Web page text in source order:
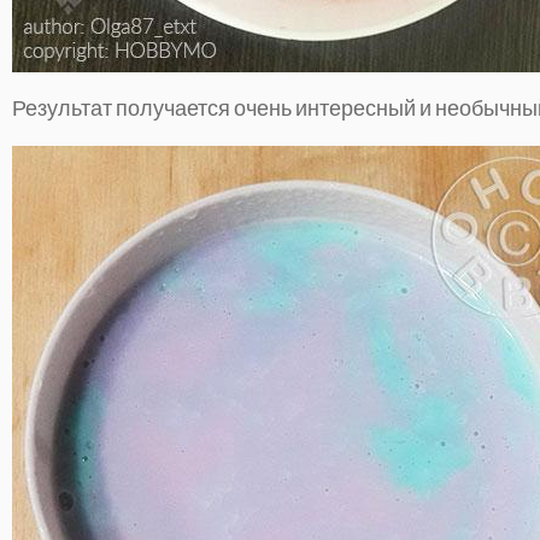
Результат получается очень интересный и